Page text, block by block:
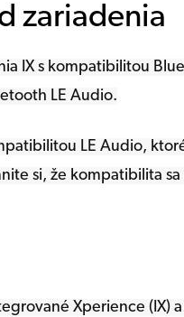
zariadenia
IX s kompatibilitou
LE Audio.
LE Audio,
si, že kompatibilita
Xperience (IX)